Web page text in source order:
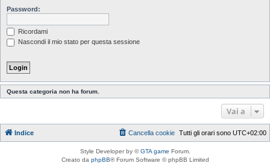
Password:
Ricordami
Nascondi il mio stato per questa sessione
Questa categoria non ha forum.
Vai a
Indice Tutti gli orari sono UTC+02:00
Cancella cookie
Style Developer by ©GTA game Forum.
Creato da phpBB® Forum Software © phpBB Limited